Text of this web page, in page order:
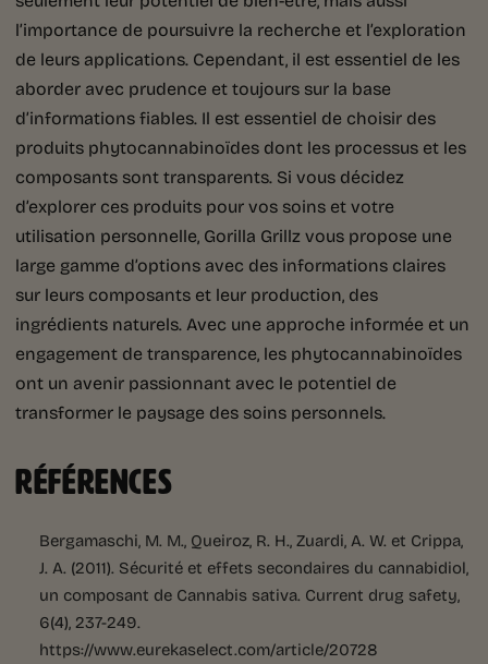
l’importance de poursuivre la recherche et l’exploration
de leurs applications. Cependant, il est essentiel de les
aborder avec prudence et toujours sur la base
d’informations fiables. Il est essentiel de choisir des
produits phytocannabinoïdes dont les processus et les
composants sont transparents. Si vous décidez
d’explorer ces produits pour vos soins et votre
utilisation personnelle, Gorilla Grillz vous propose une
large gamme d’options avec des informations claires
sur leurs composants et leur production, des
ingrédients naturels. Avec une approche informée et un
engagement de transparence, les phytocannabinoïdes
ont un avenir passionnant avec le potentiel de
transformer le paysage des soins personnels.
RÉFÉRENCES
Bergamaschi, M. M., Queiroz, R. H., Zuardi, A. W. et Crippa,
J. A. (2011). Sécurité et effets secondaires du cannabidiol,
un composant de Cannabis sativa. Current drug safety,
6(4), 237-249.
https://www.eurekaselect.com/article/20728